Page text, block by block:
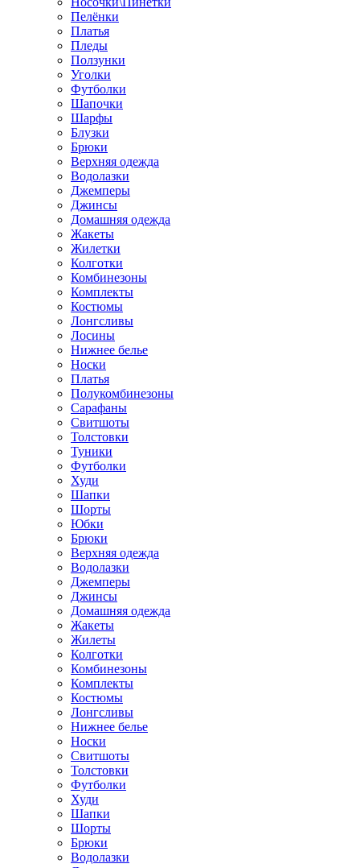
Пелёнки
Платья
Пледы
Ползунки
Уголки
Футболки
Шапочки
Шарфы
Блузки
Брюки
Верхняя одежда
Водолазки
Джемперы
Джинсы
Домашняя одежда
Жакеты
Жилетки
Колготки
Комбинезоны
Комплекты
Костюмы
Лонгсливы
Лосины
Нижнее белье
Носки
Платья
Полукомбинезоны
Сарафаны
Свитшоты
Толстовки
Туники
Футболки
Худи
Шапки
Шорты
Юбки
Брюки
Верхняя одежда
Водолазки
Джемперы
Джинсы
Домашняя одежда
Жакеты
Жилеты
Колготки
Комбинезоны
Комплекты
Костюмы
Лонгсливы
Нижнее белье
Носки
Свитшоты
Толстовки
Футболки
Худи
Шапки
Шорты
Брюки
Водолазки